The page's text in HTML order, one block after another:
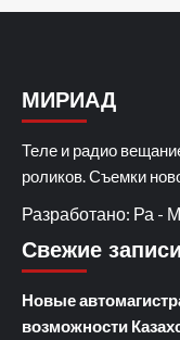
МИРИАД
Теле и радио
роликов. Съемки
Разработано: Ра -
Свежие записи
Новые
возможности